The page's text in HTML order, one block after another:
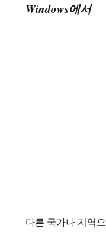
Windows에서
다른 국가나 지역